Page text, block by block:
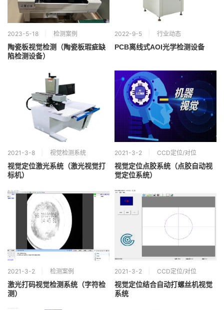
2023-5-18 检测案例
陶瓷板视觉检测（陶瓷板瑕疵缺
陷检测设备）
2022-9-5 行业动态
PCB离线式AOI光学检测设备
2021-3-8 视觉检测系统
视觉定位激光系统（激光视觉打
标机）
2021-3-2 CCD定位/对位
视觉定位点胶系统（点胶自动视
觉定位系统）
2021-3-2 检测案例
激光打码视觉检测系统（字符检
测）
2021-3-2 CCD定位/对位
视觉定位结合自动打螺丝机视觉
系统